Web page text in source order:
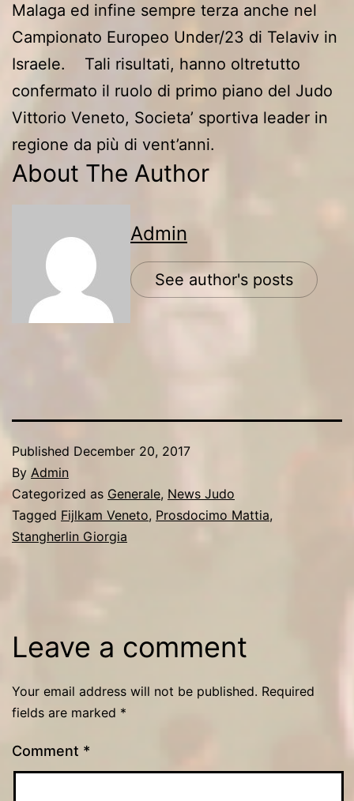
Malaga ed infine sempre terza anche nel
Campionato Europeo Under/23 di Telaviv in
Israele. Tali risultati, hanno oltretutto
confermato il ruolo di primo piano del Judo
Vittorio Veneto, Societa’ sportiva leader in
regione da più di vent’anni.
About The Author
Admin
See author's posts
Published December 20, 2017
By Admin
Categorized as Generale, News Judo
Tagged Fijlkam Veneto, Prosdocimo Mattia,
Stangherlin Giorgia
Leave a comment
Your email address will not be published. Required
fields are marked *
Comment *